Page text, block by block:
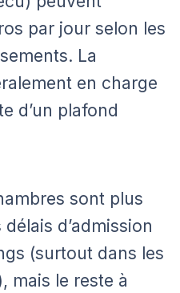
par jour selon les
La
en charge
d’un plafond
sont plus
d’admission
(surtout dans les
mais le reste à